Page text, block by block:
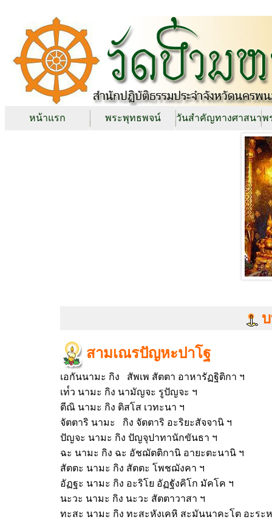
หน้าแรก พระพุทธพจน์ วันสำคัญทางศาสนาพ
สามเณรปัญหะปาโฐ
เอกันนามะ กิง สัพเพ สัตตา อาหารัฏฐิติกา ฯ
เท๎ว นามะ กิง นามัญจะ รูปัญจะ ฯ
ตีณิ นามะ กิง ติสโส เวทะนา ฯ
จัตตาริ นามะ กิง จัตตาริ อะริยะสัจจานิ ฯ
ปัญจะ นามะ กิง ปัญจุปาทานักขันธา ฯ
ฉะ นามะ กิง ฉะ อัชฌัตติกานิ อายะตะนานิ ฯ
สัตตะ นามะ กิง สัตตะ โพชฌังคา ฯ
อัฏฐะ นามะ กิง อะริโย อัฏฐังคิโก มัคโค ฯ
นะวะ นามะ กิง นะวะ สัตตาวาสา ฯ
ทะสะ นามะ กิง ทะสะหังเคหิ สะมันนาคะโต อะระ